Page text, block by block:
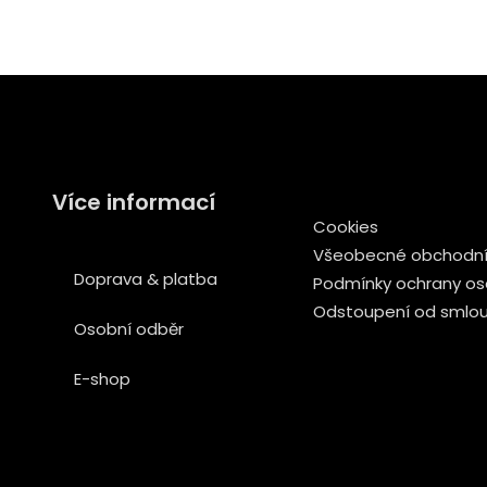
Více informací
Doprava & platba
Osobní odběr
E-shop
Cookies
Všeobecné
Podmínky ochrany
Odstoupení od